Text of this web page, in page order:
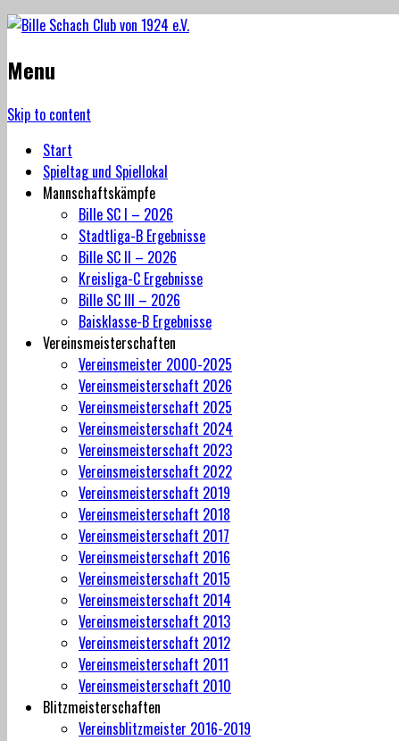
Menu
Skip to content
Start
Spieltag und Spiellokal
Mannschaftskämpfe
Bille SC I – 2026
Stadtliga-B Ergebnisse
Bille SC II – 2026
Kreisliga-C Ergebnisse
Bille SC III – 2026
Baisklasse-B Ergebnisse
Vereinsmeisterschaften
Vereinsmeister 2000-2025
Vereinsmeisterschaft 2026
Vereinsmeisterschaft 2025
Vereinsmeisterschaft 2024
Vereinsmeisterschaft 2023
Vereinsmeisterschaft 2022
Vereinsmeisterschaft 2019
Vereinsmeisterschaft 2018
Vereinsmeisterschaft 2017
Vereinsmeisterschaft 2016
Vereinsmeisterschaft 2015
Vereinsmeisterschaft 2014
Vereinsmeisterschaft 2013
Vereinsmeisterschaft 2012
Vereinsmeisterschaft 2011
Vereinsmeisterschaft 2010
Blitzmeisterschaften
Vereinsblitzmeister 2016-2019